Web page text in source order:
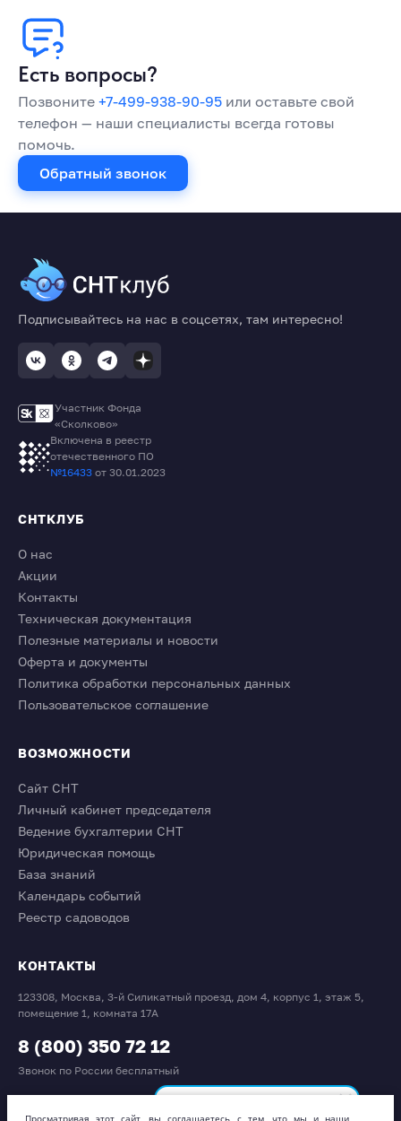
Есть вопросы?
Позвоните +7-499-938-90-95 или оставьте свой
телефон — наши специалисты всегда готовы
помочь.
Обратный звонок
Подписывайтесь на нас в соцсетях, там интересно!
Участник Фонда
«Сколково»
Включена в реестр
отечественного ПО
№16433 от 30.01.2023
СНТКЛУБ
О нас
Акции
Контакты
Техническая документация
Полезные материалы и новости
Оферта и документы
Политика обработки персональных данных
Пользовательское соглашение
ВОЗМОЖНОСТИ
Сайт СНТ
Личный кабинет председателя
Ведение бухгалтерии СНТ
Юридическая помощь
База знаний
Календарь событий
Реестр садоводов
КОНТАКТЫ
123308, Москва, 3-й Силикатный проезд, дом 4, корпус 1, этаж 5,
помещение 1, комната 17А
8 (800) 350 72 12
Звонок по России бесплатный
Просматривая этот сайт, вы соглашаетесь с тем, что мы и наши